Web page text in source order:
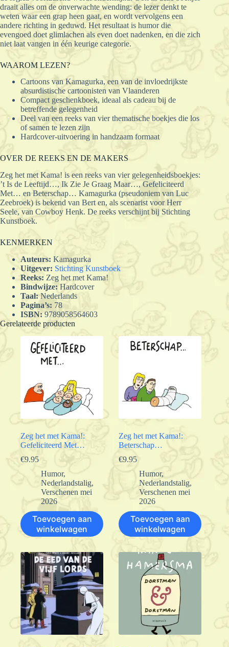
draait alles om de onverwachte wending: de lezer denkt te
weten waar een grap heen gaat, en wordt vervolgens een
andere richting in geduwd. Het resultaat is humor die
evengoed doet glimlachen als even doet nadenken, en die zich
niet laat vangen in één keurige categorie.
WAAROM LEZEN?
Cartoons van Kamagurka, een van de invloedrijkste
absurdistische cartoonisten van Vlaanderen
Compact geschenkboek, ideaal als cadeau bij de
betreffende gelegenheid
Deel van een reeks van vier thematische boekjes die los
of samen te lezen zijn
Hardcover-uitvoering in handzaam formaat
OVER DE REEKS EN DE MAKERS
Zeg het met Kama! is een reeks van vier gelegenheidsboekjes:
’t Is de Leeftijd…, Ik Zie Je Graag Maar…, Gefeliciteerd
Met… en Beterschap… Kamagurka (pseudoniem van Luc
Zeebroek) is bekend van Bert en, als scenarist voor Herr
Seele, van Cowboy Henk. De reeks verschijnt bij Stichting
Kunstboek.
KENMERKEN
Auteurs: Kamagurka
Uitgever: Stichting Kunstboek
Reeks: Zeg het met Kama!
Bindwijze: Hardcover
Taal:Nederlands
Pagina’s: 78
ISBN: 9789058564603
Gerelateerde producten
Zeg het met Kama!:
Gefeliciteerd Met…
€9.95
Humor,
Nederlandstalig,
Verschenen mei
2026
Toevoegen aan
winkelwagen
Zeg het met Kama!:
Beterschap…
€9.95
Humor,
Nederlandstalig,
Verschenen mei
2026
Toevoegen aan
winkelwagen